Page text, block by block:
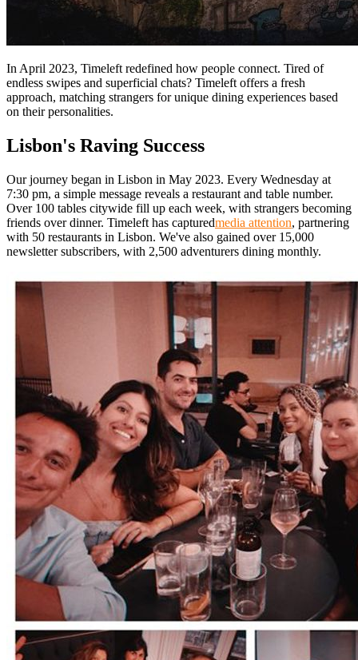
In April 2023, Timeleft redefined how people connect. Tired of
endless swipes and superficial chats? Timeleft offers a fresh
approach, matching strangers for unique dining experiences based
on their personalities.
Lisbon's Raving Success
Our journey began in Lisbon in May 2023. Every Wednesday at
7:30 pm, a simple message reveals a restaurant and table number.
Over 100 tables citywide fill up each week, with strangers becoming
friends over dinner. Timeleft has capturedmedia attention, partnering
with 50 restaurants in Lisbon. We've also gained over 15,000
newsletter subscribers, with 2,500 adventurers dining monthly.